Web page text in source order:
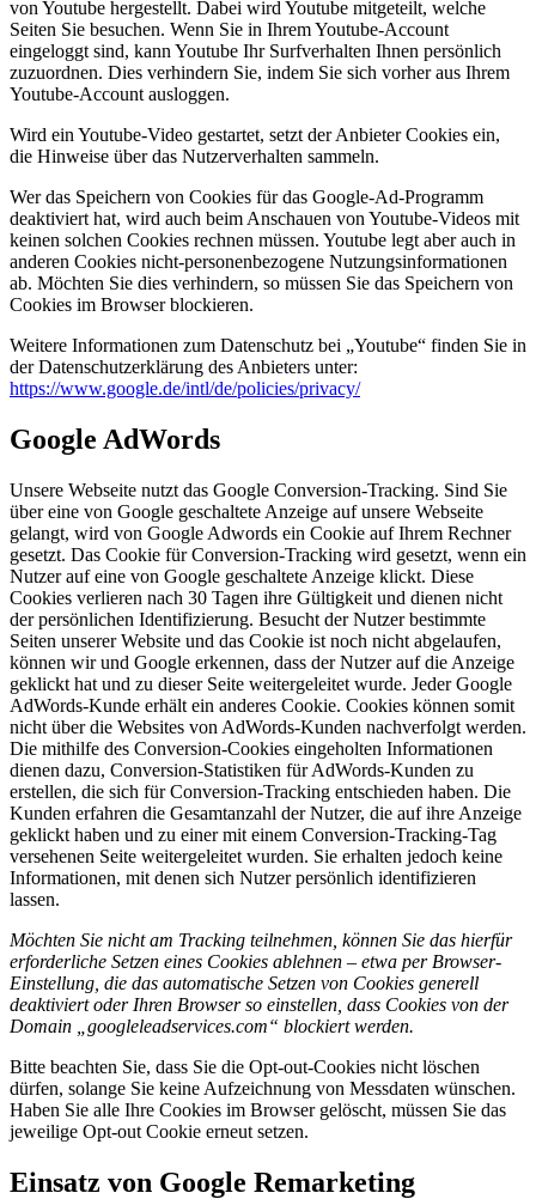
von Youtube hergestellt. Dabei wird Youtube mitgeteilt, welche
Seiten Sie besuchen. Wenn Sie in Ihrem Youtube-Account
eingeloggt sind, kann Youtube Ihr Surfverhalten Ihnen persönlich
zuzuordnen. Dies verhindern Sie, indem Sie sich vorher aus Ihrem
Youtube-Account ausloggen.
Wird ein Youtube-Video gestartet, setzt der Anbieter Cookies ein,
die Hinweise über das Nutzerverhalten sammeln.
Wer das Speichern von Cookies für das Google-Ad-Programm
deaktiviert hat, wird auch beim Anschauen von Youtube-Videos mit
keinen solchen Cookies rechnen müssen. Youtube legt aber auch in
anderen Cookies nicht-personenbezogene Nutzungsinformationen
ab. Möchten Sie dies verhindern, so müssen Sie das Speichern von
Cookies im Browser blockieren.
Weitere Informationen zum Datenschutz bei „Youtube“ finden Sie in
der Datenschutzerklärung des Anbieters unter:
https://www.google.de/intl/de/policies/privacy/
Google AdWords
Unsere Webseite nutzt das Google Conversion-Tracking. Sind Sie
über eine von Google geschaltete Anzeige auf unsere Webseite
gelangt, wird von Google Adwords ein Cookie auf Ihrem Rechner
gesetzt. Das Cookie für Conversion-Tracking wird gesetzt, wenn ein
Nutzer auf eine von Google geschaltete Anzeige klickt. Diese
Cookies verlieren nach 30 Tagen ihre Gültigkeit und dienen nicht
der persönlichen Identifizierung. Besucht der Nutzer bestimmte
Seiten unserer Website und das Cookie ist noch nicht abgelaufen,
können wir und Google erkennen, dass der Nutzer auf die Anzeige
geklickt hat und zu dieser Seite weitergeleitet wurde. Jeder Google
AdWords-Kunde erhält ein anderes Cookie. Cookies können somit
nicht über die Websites von AdWords-Kunden nachverfolgt werden.
Die mithilfe des Conversion-Cookies eingeholten Informationen
dienen dazu, Conversion-Statistiken für AdWords-Kunden zu
erstellen, die sich für Conversion-Tracking entschieden haben. Die
Kunden erfahren die Gesamtanzahl der Nutzer, die auf ihre Anzeige
geklickt haben und zu einer mit einem Conversion-Tracking-Tag
versehenen Seite weitergeleitet wurden. Sie erhalten jedoch keine
Informationen, mit denen sich Nutzer persönlich identifizieren
lassen.
Möchten Sie nicht am Tracking teilnehmen, können Sie das hierfür
erforderliche Setzen eines Cookies ablehnen – etwa per Browser-
Einstellung, die das automatische Setzen von Cookies generell
deaktiviert oder Ihren Browser so einstellen, dass Cookies von der
Domain „googleleadservices.com“ blockiert werden.
Bitte beachten Sie, dass Sie die Opt-out-Cookies nicht löschen
dürfen, solange Sie keine Aufzeichnung von Messdaten wünschen.
Haben Sie alle Ihre Cookies im Browser gelöscht, müssen Sie das
jeweilige Opt-out Cookie erneut setzen.
Einsatz von Google Remarketing